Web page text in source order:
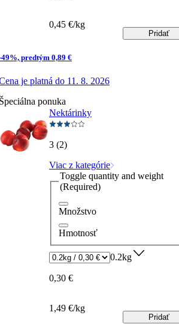
49%, predtým 0,89 €
je platná do 11. 8. 2026
0,45 €/kg
Pridať
Špeciálna ponuka
Nektárinky
3 (2)
Viac z kategórie
Toggle quantity and weight
(Required)
Množstvo
Hmotnosť
0.2kg
0,30 €
1,49 €/kg
Pridať